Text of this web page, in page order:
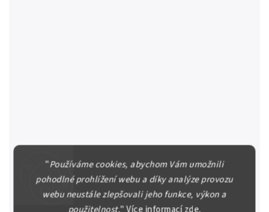
"Používáme cookies, abychom Vám umožnili
pohodlné prohlížení webu a díky analýze provozu
webu neustále zlepšovali jeho funkce, výkon a
Zlatník 1858 V
František Josef I. (1848 - 1916) Zlatník 1858 V -
Benátky, Ves. 64, tmavá patina, rysky a hranky